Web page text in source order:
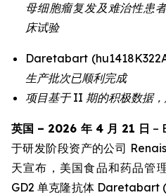
母细胞瘤复发及难治性
床试验
Daretabart
生产批次已顺利完成
项目基于 II 期的积极数据
英国 – 2026 年 4 月 21 日 –
于研发阶段资产的公司
天宣布，美国食品和药品管
GD2 单克隆抗体 Daretabart